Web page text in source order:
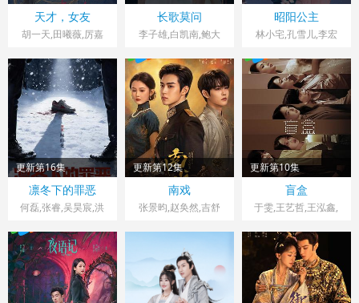
中国大陆> 大陆剧
2026 导演：田羽生
天才，女友
胡一天,田曦薇,厉嘉
伟明,李佑川,安沺,孙
梦秋
中国大陆> 大陆剧
2026 导演：麦子
长歌莫问
李子雄,白凯南,鲍大
会长,杨子菲,孟西,王
坤炎,刘美辰
中国大陆> 大陆剧
2026 导演：邓展能
昭阳公主
林小宅,孔雪儿,李宏
更新第16集
中国大陆> 大陆剧
2026 导演：柯伯龙
凛冬下的罪恶
何磊,张睿,吴昊宸,洪
鸿,肖涵,左腾云,刘伟
峰,王心嫚,窦新豪,苏
宥辰,李繁,刘亭希,刘
朔豪,洪冰瑶,刘佳萌,
更新第12集
中国大陆> 大陆剧
2026 导演：赵帅
南戏
张景昀,赵奂然,吉舒
更新第10集
中国大陆> 大陆剧
2026 导演：贾景晖
盲盒
于雯,王艺哲,王泓鑫,
那,成岳,杨琼,易梦玲